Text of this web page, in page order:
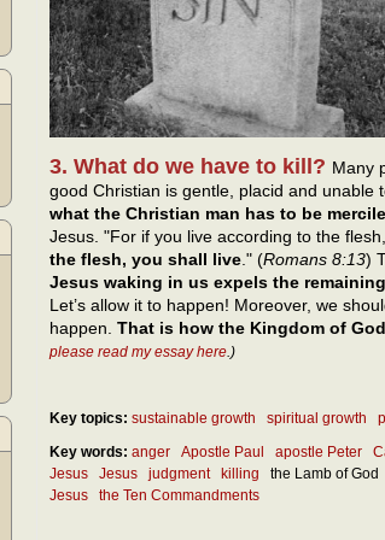
3. What do we have to kill? Many
good Christian is gentle, placid and
what the Christian man has to be
Jesus. "For if you live according to the
the flesh, you shall live ." (Romans 8:13)
Jesus waking in us expels the
Let’s allow it to happen! Moreover, we
happen. That is how the Kingdom of
please read my essay here .)
Key topics: sustainable growth spiritual growth
Key words: anger Apostle Paul apostle Peter
Jesus
Jesus judgment killing the Lamb of God
Jesus
the Ten Commandments